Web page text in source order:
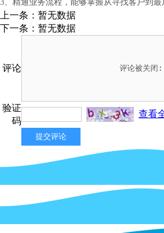
3、精通业务流程，能够掌握从寻找客户到最
上一条：暂无数据
下一条：暂无数据
评论
验证
码
查看